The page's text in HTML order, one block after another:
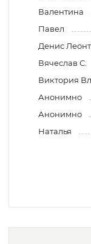
Валентина
Павел
Денис
Вячеслав С.
Виктория
Анонимно
Анонимно
Наталья